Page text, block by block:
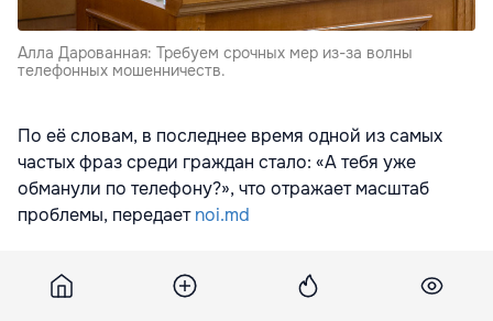
Алла Дарованная: Требуем срочных мер из-за волны
телефонных мошенничеств.
По её словам, в последнее время одной из самых
частых фраз среди граждан стало: «А тебя уже
обманули по телефону?», что отражает масштаб
проблемы, передаетnoi.md
24 мая было зарегистрировано 23 случая